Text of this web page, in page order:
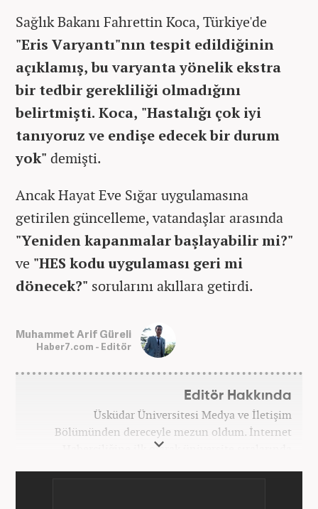
Sağlık Bakanı Fahrettin Koca, Türkiye'de
"Eris Varyantı"nın tespit edildiğinin
açıklamış, bu varyanta yönelik ekstra
bir tedbir gerekliliği olmadığını
belirtmişti. Koca, "Hastalığı çok iyi
tanıyoruz ve endişe edecek bir durum
yok" demişti.
Ancak Hayat Eve Sığar uygulamasına
getirilen güncelleme, vatandaşlar arasında
"Yeniden kapanmalar başlayabilir mi?"
ve "HES kodu uygulaması geri mi
dönecek?" sorularını akıllara getirdi.
Muhammet Arif Güreli
Haber7.com - Editör
Editör Hakkında
Üsküdar Üniversitesi Medya ve İletişim
Bölümünden dereceyle mezun oldum. İnternet
Haberciliğine ilk olarak üniversite sıralarında